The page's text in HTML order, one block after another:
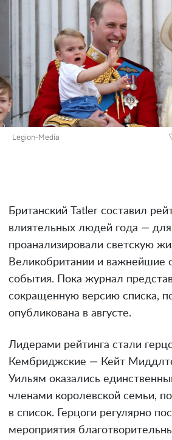
Legion-Media
Британский Tatler составил
влиятельных людей года — для
проанализировали светскую
Великобритании и важнейшие
события. Пока журнал
сокращенную версию списка,
опубликована в августе.
Лидерами рейтинга стали
Кембриджские — Кейт
Уильям оказались
членами королевской семьи,
в список. Герцоги регулярно
мероприятия